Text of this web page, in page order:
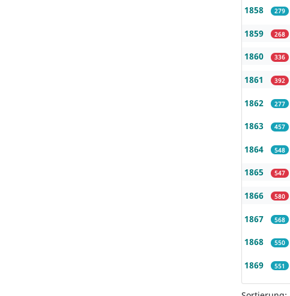
1858 279
1859 268
1860 336
1861 392
1862 277
1863 457
1864 548
1865 547
1866 580
1867 568
1868 550
1869 551